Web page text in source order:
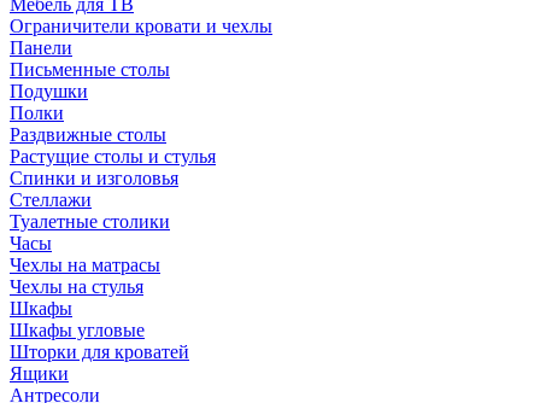
Ограничители кровати и чехлы
Панели
Письменные столы
Подушки
Полки
Раздвижные столы
Растущие столы и стулья
Спинки и изголовья
Стеллажи
Туалетные столики
Часы
Чехлы на матрасы
Чехлы на стулья
Шкафы
Шкафы угловые
Шторки для кроватей
Ящики
Антресоли